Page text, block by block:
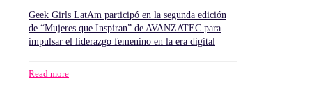
Geek Girls LatAm participó en la segunda edición
de “Mujeres que Inspiran” de AVANZATEC para
impulsar el liderazgo femenino en la era digital
Read more